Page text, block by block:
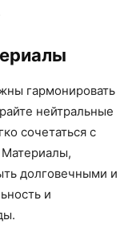
гармонировать
нейтральные
сочетаться с
долговечными и
и